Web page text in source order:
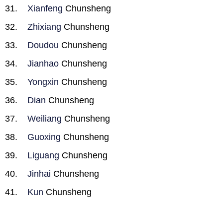
Xianfeng Chunsheng
Zhixiang Chunsheng
Doudou Chunsheng
Jianhao Chunsheng
Yongxin Chunsheng
Dian Chunsheng
Weiliang Chunsheng
Guoxing Chunsheng
Liguang Chunsheng
Jinhai Chunsheng
Kun Chunsheng